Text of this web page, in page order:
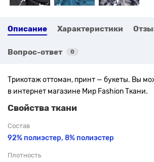
Описание Характеристики
Вопрос-ответ 0
Трикотаж оттоман, принт — букеты. Вы
в интернет магазине Мир Fashion Ткани.
Свойства ткани
Состав
92% полиэстер, 8% полиэстер
Плотность